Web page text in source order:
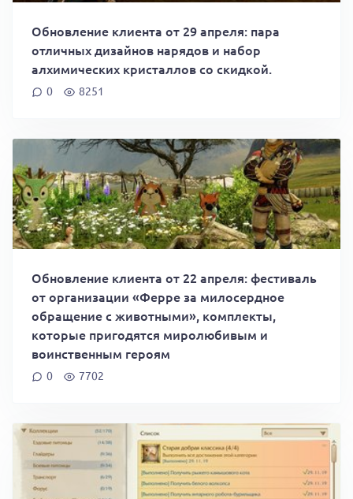
Обновление клиента от 29 апреля: пара
отличных дизайнов нарядов и набор
алхимических кристаллов со скидкой.
0 8251
Обновление клиента от 22 апреля: фестиваль
от организации «Ферре за милосердное
обращение с животными», комплекты,
которые пригодятся миролюбивым и
воинственным героям
0 7702